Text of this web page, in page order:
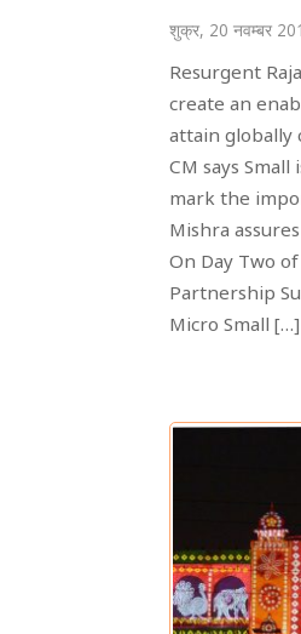
शुक्र, 20 नवम्बर
Resurgent
create an
attain globally
CM says Small
mark the
Mishra
On Day Two
Partnership
Micro Small […]